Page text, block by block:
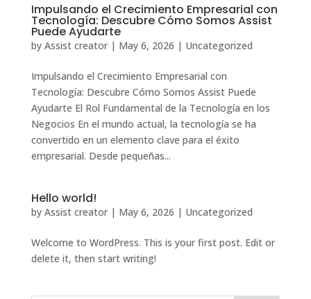
Impulsando el Crecimiento Empresarial con
Tecnología: Descubre Cómo Somos Assist
Puede Ayudarte
by Assist creator| May 6, 2026 | Uncategorized
Impulsando el Crecimiento Empresarial con
Tecnología: Descubre Cómo Somos Assist Puede
Ayudarte El Rol Fundamental de la Tecnología en los
Negocios En el mundo actual, la tecnología se ha
convertido en un elemento clave para el éxito
empresarial. Desde pequeñas...
Hello world!
by Assist creator| May 6, 2026 | Uncategorized
Welcome to WordPress. This is your first post. Edit or
delete it, then start writing!